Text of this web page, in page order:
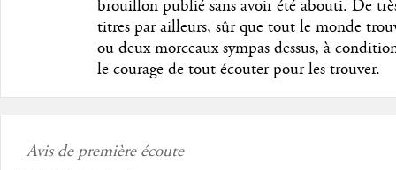
brouillon publié sans avoir été abouti. De
titres par ailleurs, sûr que tout le monde
ou deux morceaux sympas dessus, à
le courage de tout écouter pour les trouver.
Avis de première écoute